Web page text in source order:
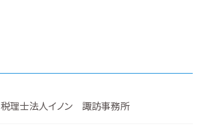
税理士法人イノン 諏訪事務所